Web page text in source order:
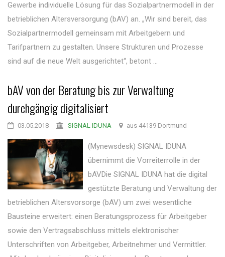
Gewerbe individuelle Lösung für das Sozialpartnermodell in der
betrieblichen Altersversorgung (bAV) an. „Wir sind bereit, das
Sozialpartnermodell gemeinsam mit Arbeitgebern und
Tarifpartnern zu gestalten. Unsere Strukturen und Prozesse
sind auf die neue Welt ausgerichtet“, betont ...
bAV von der Beratung bis zur Verwaltung
durchgängig digitalisiert
03.05.2018 SIGNAL IDUNA aus 44139 Dortmund
(Mynewsdesk) SIGNAL IDUNA
übernimmt die Vorreiterrolle in der
bAVDie SIGNAL IDUNA hat die digital
gestützte Beratung und Verwaltung der
betrieblichen Altersvorsorge (bAV) um zwei wesentliche
Bausteine erweitert: einen Beratungsprozess für Arbeitgeber
sowie den Vertragsabschluss mittels elektronischer
Unterschriften von Arbeitgeber, Arbeitnehmer und Vermittler.